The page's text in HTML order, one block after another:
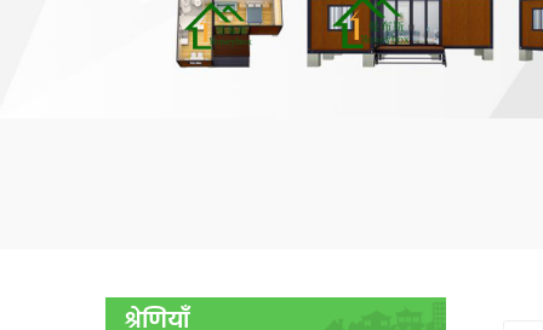
श्रेणियाँ